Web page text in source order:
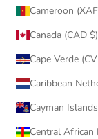
Canada (CAD $)